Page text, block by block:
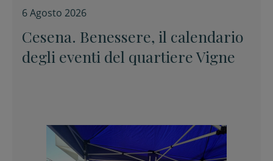
6 Agosto 2026
Cesena. Benessere, il calendario
degli eventi del quartiere Vigne